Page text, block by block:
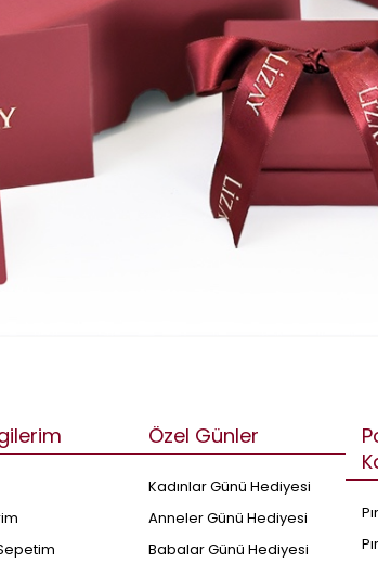
Özel Günler
Kadınlar Günü Hediyesi
Anneler Günü Hediyesi
Babalar Günü Hediyesi